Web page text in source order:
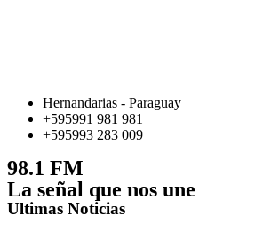
Hernandarias - Paraguay
+595991 981 981
+595993 283 009
98.1 FM
La señal que nos une
Ultimas Noticias